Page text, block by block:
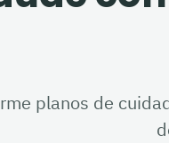
planos de